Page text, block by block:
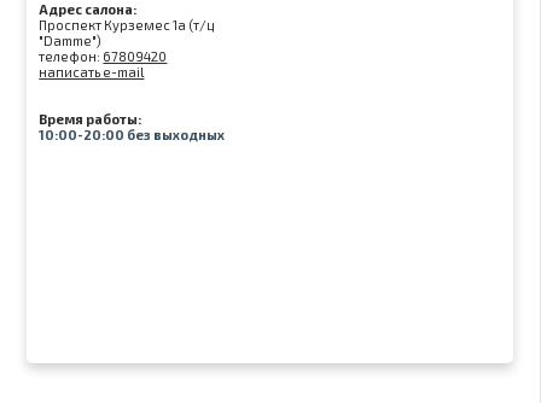
Адрес салона:
Проспект Курземес 1а (т/ц
"Damme")
телефон: 67809420
написать e-mail
Время работы:
10:00-20:00 без выходных